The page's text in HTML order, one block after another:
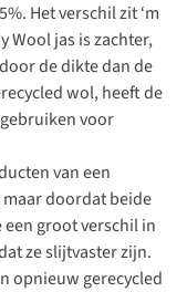
Het verschil zit ‘m
Wool jas is zachter,
de dikte dan de
wol, heeft de
voor
van een
doordat beide
een groot verschil in
ze slijtvaster zijn.
opnieuw gerecycled